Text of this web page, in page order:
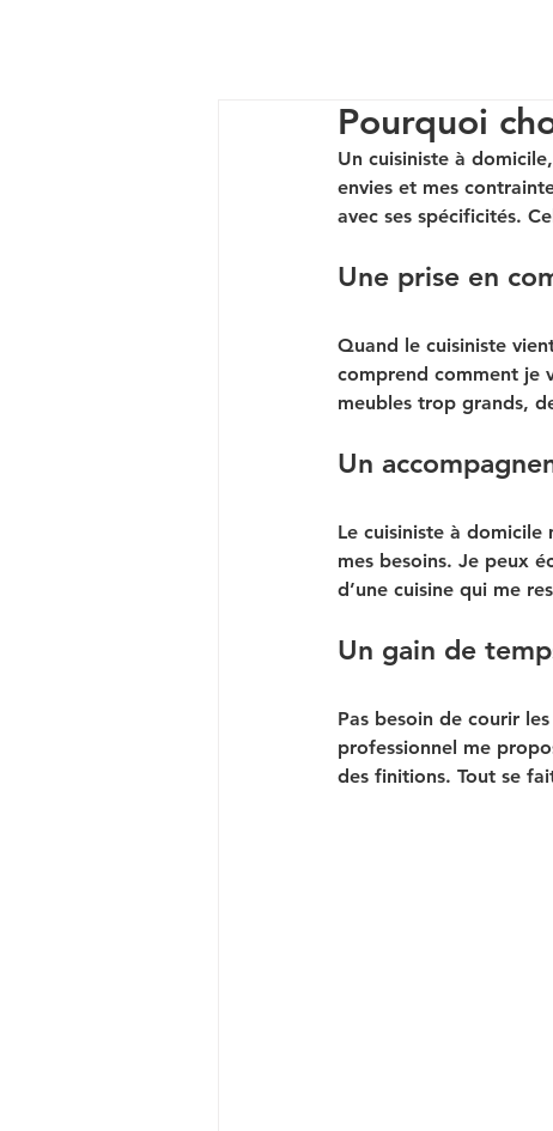
Pourquoi
Un cuisiniste à
envies et mes
avec ses spécificités.
Une prise en
Quand le cuisiniste
comprend comment je
meubles trop grands,
Un
Le cuisiniste à
mes besoins. Je peux
d’une cuisine qui me
Un gain de
Pas besoin de courir
professionnel me
des finitions. Tout se